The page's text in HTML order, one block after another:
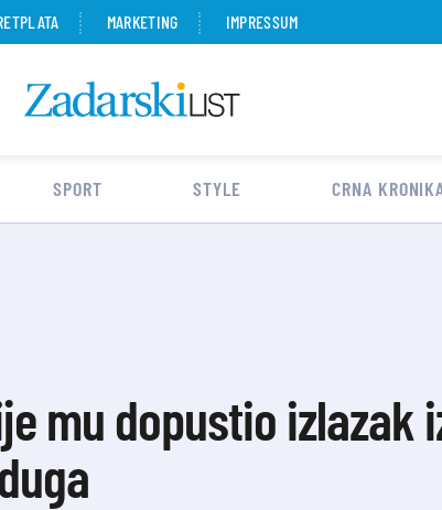
MARKETING IMPRESSUM
SPORT STYLE CRNA
mu dopustio izlazak